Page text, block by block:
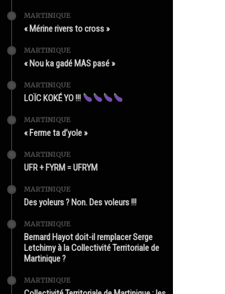
MARTINIQUE
« Mérine rivers to cross »
MARTINIQUE
« Nou ka gadé MAS pasé »
MARTINIQUE
LOÏC KOKÉ YO !!!
MARTINIQUE
« Ferme ta d’yole »
MARTINIQUE
UFR + FYRM = UFRYM
MARTINIQUE
Des yoleurs ? Non. Des voleurs !!!
MARTINIQUE
Bernard Hayot doit-il remplacer Serge
Letchimy à la Collectivité Territoriale de
Martinique ?
MARTINIQUE